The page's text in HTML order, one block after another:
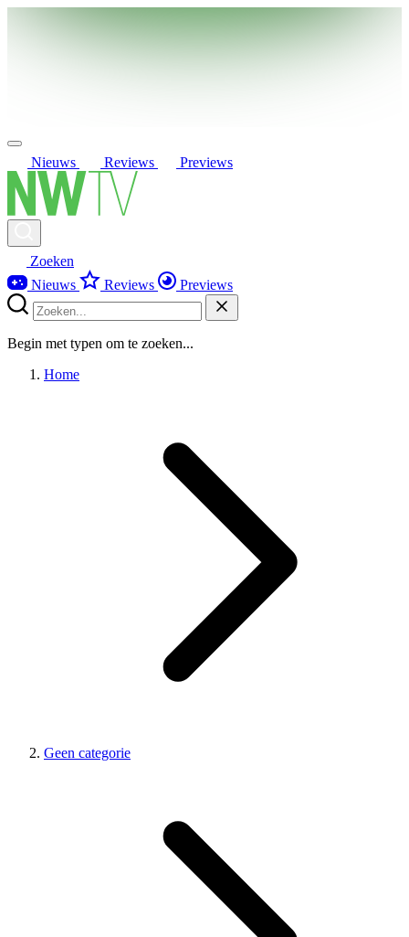
Nieuws Reviews Previews
Zoeken
Nieuws
Reviews Previews
Begin met typen om te zoeken...
Home
Geen categorie